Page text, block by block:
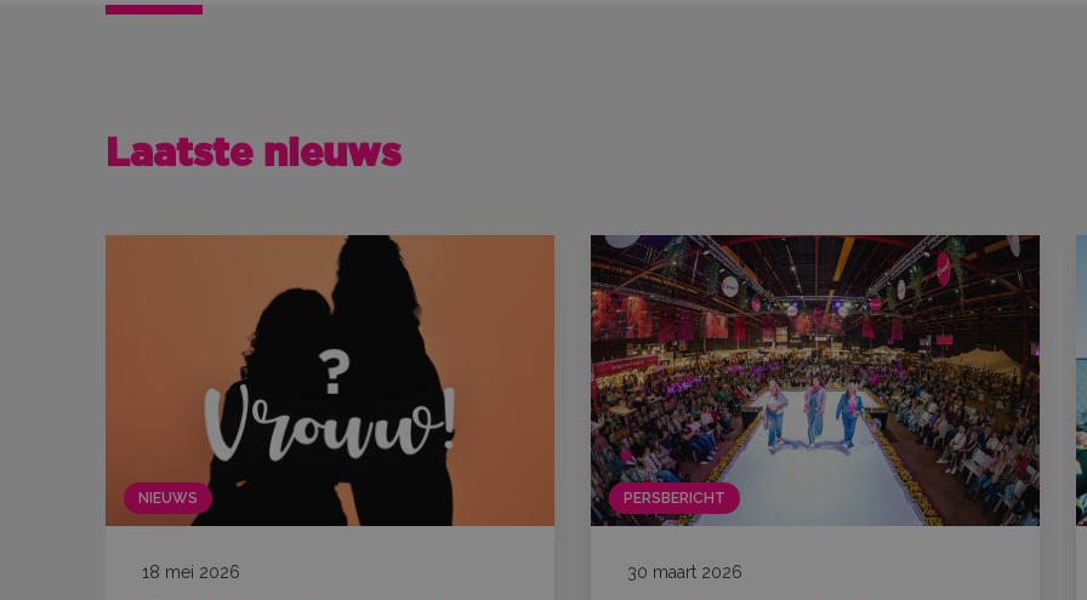
Laatste nieuws
NIEUWS
18 mei 2026
NIEUWS
PERSBERICHT
30 maart 2026